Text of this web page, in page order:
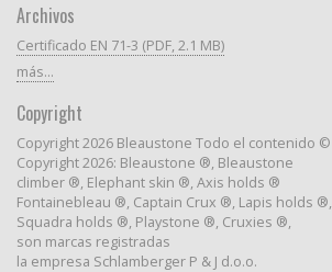
Archivos
Certificado EN 71-3 (PDF, 2.1 MB)
más...
Copyright
Copyright 2026 Bleaustone Todo el contenido ©
Copyright 2026: Bleaustone ®, Bleaustone
climber ®, Elephant skin ®, Axis holds ®
Fontainebleau ®, Captain Crux ®, Lapis holds ®,
Squadra holds ®, Playstone ®, Cruxies ®,
son marcas registradas
la empresa Schlamberger P & J d.o.o.